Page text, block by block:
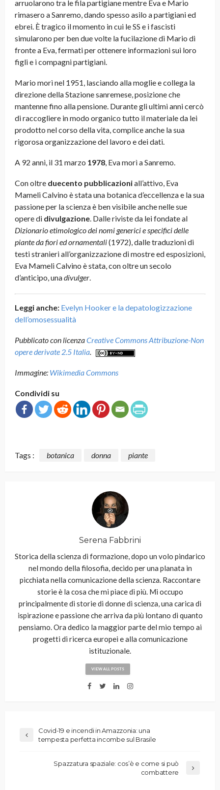
arruolarono tra le fila partigiane mentre Eva e Mario
rimasero a Sanremo, dando spesso asilo a partigiani ed
ebrei. È tragico il momento in cui le SS e i fascisti
simularono per ben due volte la fucilazione di Mario di
fronte a Eva, fermati per ottenere informazioni sui loro
figli e i compagni partigiani.
Mario morì nel 1951, lasciando alla moglie e collega la
direzione della Stazione sanremese, posizione che
mantenne fino alla pensione. Durante gli ultimi anni cercò
di raccogliere in modo organico tutto il materiale da lei
prodotto nel corso della vita, complice anche la sua
rigorosa organizzazione del lavoro e dei dati.
A 92 anni, il 31 marzo 1978, Eva morì a Sanremo.
Con oltre duecento pubblicazioniall’attivo, Eva
Mameli Calvino è stata una botanica d’eccellenza e la sua
passione per la scienza è ben visibile anche nelle sue
opere di divulgazione. Dalle riviste da lei fondate al
Dizionario etimologico dei nomi generici e specifici delle
piante da fiori ed ornamentali(1972), dalle traduzioni di
testi stranieri all’organizzazione di mostre ed esposizioni,
Eva Mameli Calvino è stata, con oltre un secolo
d’anticipo, unadivulger.
Leggi anche: Evelyn Hooker e la depatologizzazione
dell’omosessualità
Pubblicato con licenzaCreative Commons Attribuzione-Non
opere derivate 2.5 Italia.
Immagine: Wikimedia Commons
Condividi su
Tags : botanica donna piante
Serena Fabbrini
Storica della scienza di formazione, dopo un volo pindarico
nel mondo della filosofia, decido per una planata in
picchiata nella comunicazione della scienza. Raccontare
storie è la cosa che mi piace di più. Mi occupo
principalmente di storie di donne di scienza, una carica di
ispirazione e passione che arriva da più lontano di quanto
pensiamo. Ora dedico la maggior parte del mio tempo ai
progetti di ricerca europei e alla comunicazione
istituzionale.
VIEW ALL POSTS
Covid-19 e incendi in Amazzonia: una
tempesta perfetta incombe sul Brasile
Spazzatura spaziale: cos’è e come si può
combattere